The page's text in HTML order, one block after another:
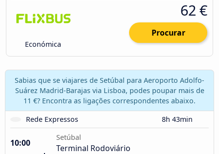
Económica
62 €
Procurar
Sabias que se viajares de Setúbal para Aeroporto Adolfo-
Suárez Madrid-Barajas via Lisboa, podes poupar mais de
11 €? Encontra as ligações correspondentes abaixo.
Rede Expressos
8h 43min
10:00
Setúbal
Terminal Rodoviário